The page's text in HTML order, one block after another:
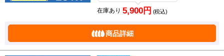
在庫あり 5,900円 (税込)
商品詳細